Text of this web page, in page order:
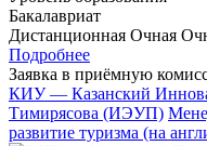
Бакалавриат
Дистанционная Очная
Подробнее
Заявка в приёмную
КИУ — Казанский
Тимирясова (ИЭУП)
развитие туризма (на